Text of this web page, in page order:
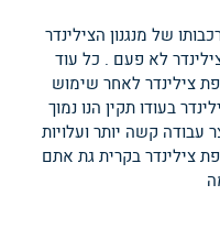
של מנגנון הצילינדר
לא פעם . כל עוד
צילינדר לאחר שימוש
בעודו תקין הנו נמוך
עבודה קשה יותר ועלויות
צילינדר בקרית גת אתם